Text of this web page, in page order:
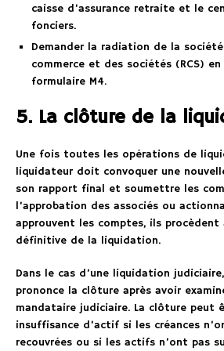
caisse d’assurance retraite et le
fonciers.
Demander la radiation de la
commerce et des sociétés (RCS)
formulaire M4.
5. La clôture de la
Une fois toutes les opérations de
liquidateur doit convoquer une
son rapport final et soumettre les
l’approbation des associés ou
approuvent les comptes, ils
définitive de la liquidation.
Dans le cas d’une liquidation
prononce la clôture après avoir
mandataire judiciaire. La clôture peut
insuffisance d’actif si les créances
recouvrées ou si les actifs n’ont pas